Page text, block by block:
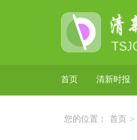
首页 清新时报
您的位置： 首页 >